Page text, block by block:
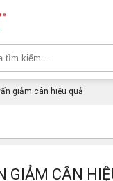
giảm cân hiệu quả
GIẢM CÂN